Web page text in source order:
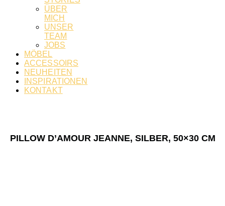
ÜBER
MICH
UNSER
TEAM
JOBS
MÖBEL
ACCESSOIRS
NEUHEITEN
INSPIRATIONEN
KONTAKT
PILLOW D’AMOUR JEANNE, SILBER, 50×30 CM